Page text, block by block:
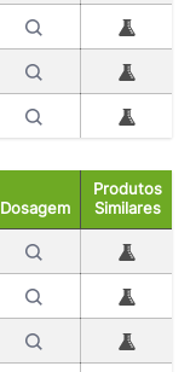
Dosagem
Produtos
Similares